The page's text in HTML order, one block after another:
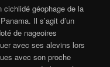
géophage de la
Il s’agit d’un
de nageoires
avec ses alevins lors
avec son proche